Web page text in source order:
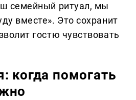
семейный ритуал, мы
вместе». Это сохранит
гостю чувствовать
когда помогать